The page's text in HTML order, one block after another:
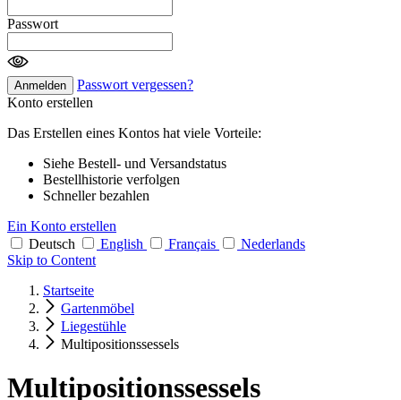
Passwort
Anmelden
Passwort vergessen?
Konto erstellen
Das Erstellen eines Kontos hat viele Vorteile:
Siehe Bestell- und Versandstatus
Bestellhistorie verfolgen
Schneller bezahlen
Ein Konto erstellen
Deutsch
English Français
Nederlands
Skip to Content
Startseite
Gartenmöbel
Liegestühle
Multipositionssessels
Multipositionssessels